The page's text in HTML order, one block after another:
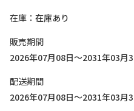
在庫
在庫あり
販売期間
2026年07月08日～2031年03月
配送期間
2026年07月08日～2031年03月